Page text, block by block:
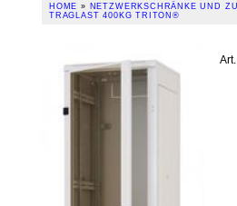
HOME » NETZWERKSCHRÄNKE UND
TRAGLAST 400KG TRITON®